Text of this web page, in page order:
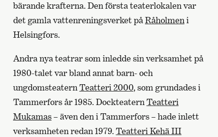
bärande krafterna. Den första teaterlokalen var
det gamla vattenreningsverket påRåholmen i
Helsingfors.
Andra nya teatrar som inledde sin verksamhet på
1980-talet var bland annat barn- och
ungdomsteaternTeatteri 2000, som grundades i
Tammerfors år 1985. DockteaternTeatteri
Mukamas– även den i Tammerfors – hade inlett
verksamheten redan 1979.Teatteri Kehä III